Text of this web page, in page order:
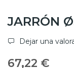
JARRÓN
Dejar una
67,22 €